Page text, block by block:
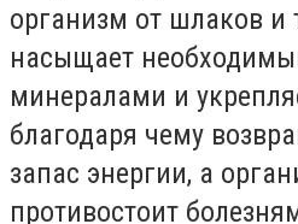
организм от шлаков и
насыщает
минералами и
благодаря чему
запас энергии, а
противостоит